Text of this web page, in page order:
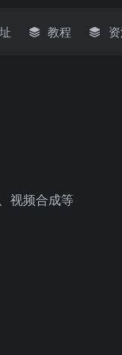
教程
视频合成等